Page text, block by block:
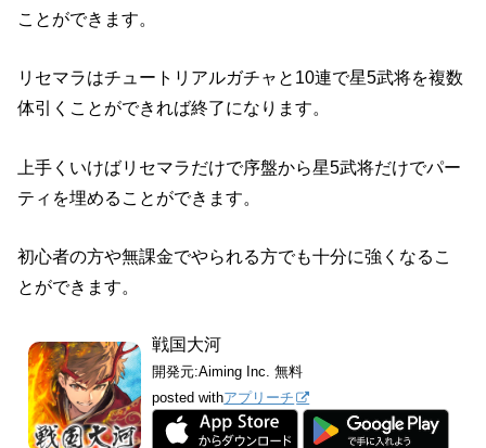
ことができます。
リセマラはチュートリアルガチャと10連で星5武将を複数
体引くことができれば終了になります。
上手くいけばリセマラだけで序盤から星5武将だけでパー
ティを埋めることができます。
初心者の方や無課金でやられる方でも十分に強くなるこ
とができます。
戦国大河
開発元:Aiming Inc.
無料
posted withアプリーチ